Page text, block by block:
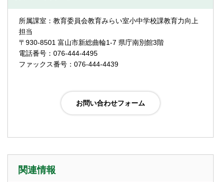
所属課室：教育委員会教育みらい室小中学校課教育力向上
担当
〒930-8501 富山市新総曲輪1-7 県庁南別館3階
電話番号：076-444-4495
ファックス番号：076-444-4439
関連情報